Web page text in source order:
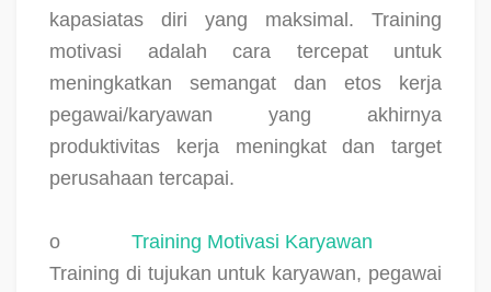
kapasiatas diri yang maksimal. Training
motivasi adalah cara tercepat untuk
meningkatkan semangat dan etos kerja
pegawai/karyawan yang akhirnya
produktivitas kerja meningkat dan target
perusahaan tercapai.
o
Training Motivasi Karyawan
Training di tujukan untuk karyawan, pegawai